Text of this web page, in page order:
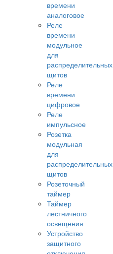
времени
аналоговое
Реле
времени
модульное
для
распределительных
щитов
Реле
времени
цифровое
Реле
импульсное
Розетка
модульная
для
распределительных
щитов
Розеточный
таймер
Таймер
лестничного
освещения
Устройство
защитного